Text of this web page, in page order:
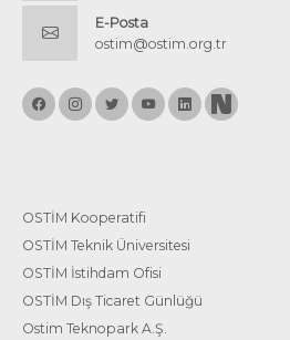
E-Posta
ostim@ostim.org.tr
OSTİM Kooperatifi
OSTİM Teknik Üniversitesi
OSTİM İstihdam Ofisi
OSTİM Dış Ticaret Günlüğü
Ostim Teknopark A.Ş.